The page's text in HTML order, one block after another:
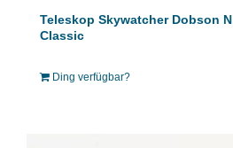
Teleskop Skywatcher Dobson
Classic
Ding verfügbar?